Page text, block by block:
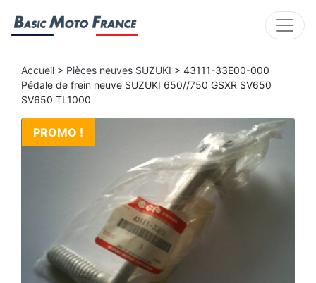
Accueil > Pièces neuves SUZUKI > 43111-33E00-000
Pédale de frein neuve SUZUKI 650//750 GSXR SV650
SV650 TL1000
PROMO !